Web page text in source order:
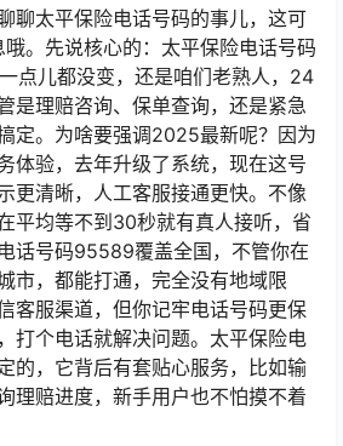
聊太平保险电话号码的事儿，这可
。先说核心的：太平保险电话号码
点儿都没变，还是咱们老熟人，24
是理赔咨询、保单查询，还是紧急
定。为啥要强调2025最新呢？因为
体验，去年升级了系统，现在这号
更清晰，人工客服接通更快。不像
平均等不到30秒就有真人接听，省
话号码95589覆盖全国，不管你在
市，都能打通，完全没有地域限
客服渠道，但你记牢电话号码更保
打个电话就解决问题。太平保险电
的，它背后有套贴心服务，比如输
理赔进度，新手用户也不怕摸不着